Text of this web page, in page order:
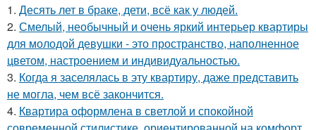
1. Десять лет в браке, дети, всё как у людей.
2. Смелый, необычный и очень яркий интерьер квартиры
для молодой девушки - это пространство, наполненное
цветом, настроением и индивидуальностью.
3. Когда я заселялась в эту квартиру, даже представить
не могла, чем всё закончится.
4. Квартира оформлена в светлой и спокойной